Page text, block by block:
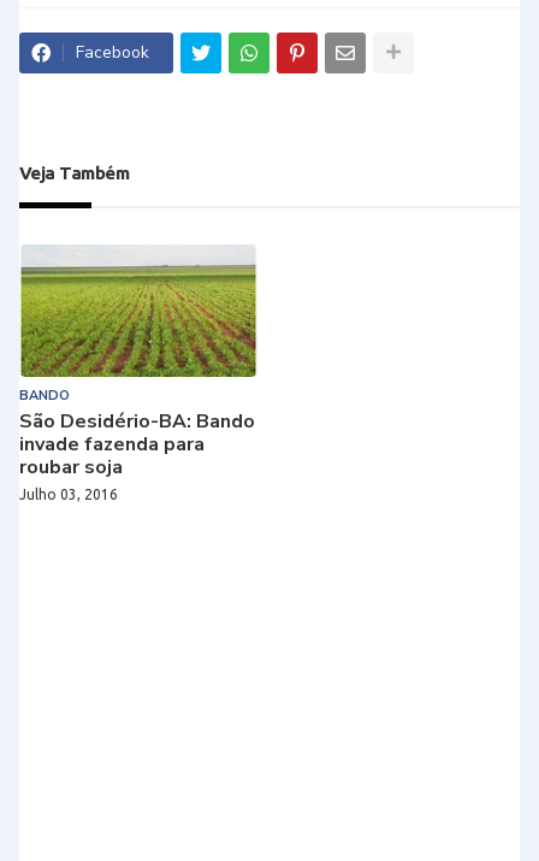
Facebook
Veja Também
BANDO
São Desidério-BA: Bando
invade fazenda para
roubar soja
Julho 03, 2016